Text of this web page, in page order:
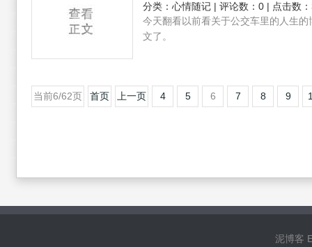
分类： 心情随记 | 评论数：0 | 点击数
今天翻看以前看关于公交车里的人生
文了。
当前6/62页 首页 上一页 4 5 6 7 8 9
泥博客